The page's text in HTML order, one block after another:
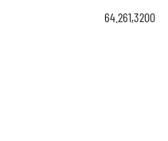
64.261,3200